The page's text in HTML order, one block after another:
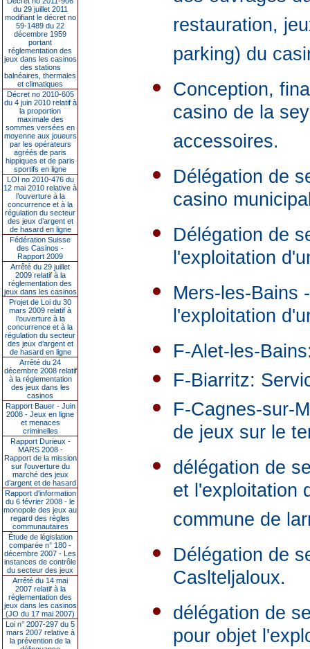
du 29 juillet 2011
modifiant le décret no
59-1489 du 22
décembre 1959
portant
réglementation des
jeux dans les casinos
des stations
balnéaires, thermales
et climatiques
Décret no 2010-605
du 4 juin 2010 relatif à
la proportion
maximale des
sommes versées en
moyenne aux joueurs
par les opérateurs
agréés de paris
hippiques et de paris
sportifs en ligne
LOI no 2010-476 du
12 mai 2010 relative à
l’ouverture à la
concurrence et à la
régulation du secteur
des jeux d’argent et
de hasard en ligne
Fédération Suisse
des Casinos -
Rapport 2009
Arrêté du 29 juillet
2009 relatif à la
réglementation des
jeux dans les casinos
Projet de Loi du 30
mars 2009 relatif à
l’ouverture à la
concurrence et à la
régulation du secteur
des jeux d’argent et
de hasard en ligne
Arrêté du 24
décembre 2008 relatif
à la réglementation
des jeux dans les
casinos
Rapport Bauer - Juin
2008 - Jeux en ligne
et menaces
criminelles
Rapport Durieux -
MARS 2008 -
Rapport de la mission
sur l’ouverture du
marché des jeux
d’argent et de hasard
Rapport d'information
du 6 février 2008 - le
monopole des jeux au
regard des règles
communautaires
Étude de législation
comparée n° 180 -
décembre 2007 - Les
instances de contrôle
du secteur des jeux
Arrêté du 14 mai
2007 relatif à la
réglementation des
jeux dans les casinos
(JO du 17 mai 2007)
Loi n° 2007-297 du 5
mars 2007 relative à
la prévention de la
restauration,
parking) du
Conception,
casino de la
accessoires.
Délégation de
casino
Délégation de
l'exploitation
Mers-les-Bains
l'exploitation
F-Alet-les-
F-Biarritz:
F-Cagnes-sur-
de jeux sur le
délégation de
et l'exploitation
commune de
Délégation de
Caslteljaloux.
délégation de
pour objet